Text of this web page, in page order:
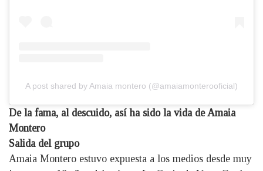
A post shared by Amaia montero (@amaiamonterooficial)
De la fama, al descuido, así ha sido la vida de Amaia
Montero
Salida del grupo
Amaia Montero estuvo expuesta a los medios desde muy